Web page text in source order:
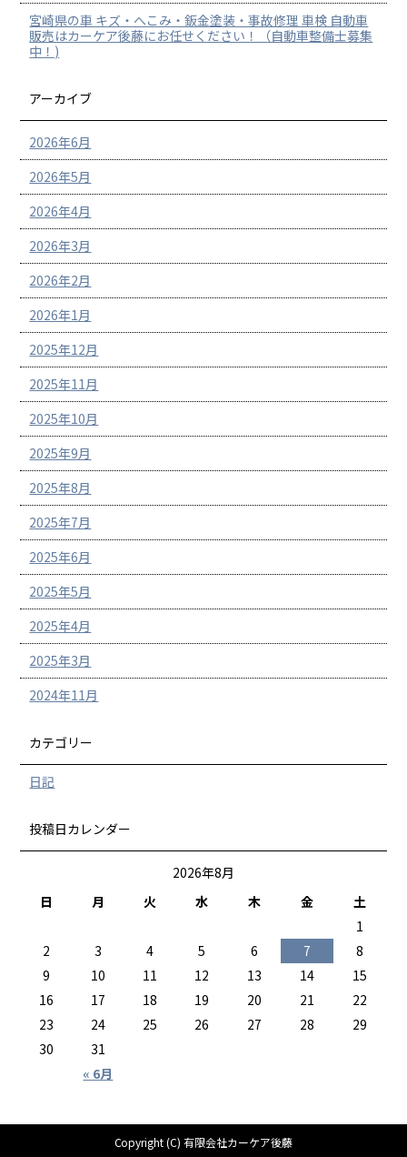
宮崎県の車 キズ・へこみ・鈑金塗装・事故修理 車検 自動車
販売はカーケア後藤にお任せください！（自動車整備士募集
中！)
アーカイブ
2026年6月
2026年5月
2026年4月
2026年3月
2026年2月
2026年1月
2025年12月
2025年11月
2025年10月
2025年9月
2025年8月
2025年7月
2025年6月
2025年5月
2025年4月
2025年3月
2024年11月
カテゴリー
日記
投稿日カレンダー
2026年8月
日
月 火 水 木 金 土
« 6月
1
2
3 4 5 6 7
8
9
10 11 12 13 14
15
16
17 18 19 20 21
22
23
24 25 26 27 28
29
30
31
Copyright (C) 有限会社カーケア後藤